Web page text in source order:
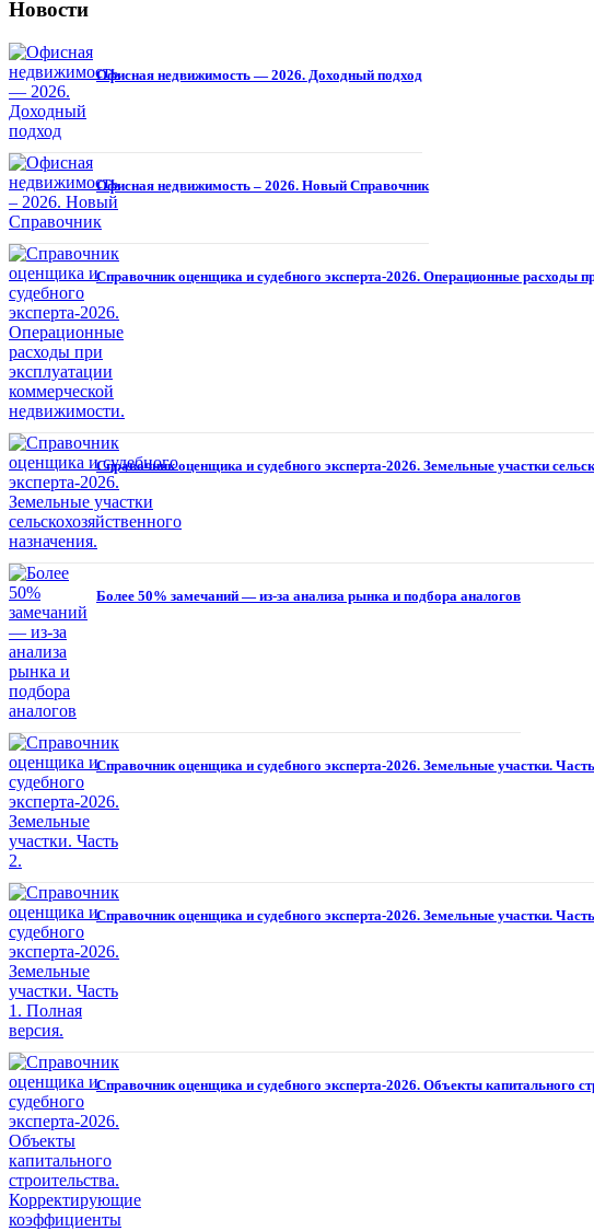
Новости
Офисная недвижимость — 2026. Доходный подход
Офисная недвижимость – 2026. Новый Справочник
Справочник оценщика и судебного эксперта-2026. Операционные расходы
Справочник оценщика и судебного эксперта-2026. Земельные участки
Более 50% замечаний — из-за анализа рынка и подбора аналогов
Справочник оценщика и судебного эксперта-2026. Земельные участки.
Справочник оценщика и судебного эксперта-2026. Земельные участки.
Справочник оценщика и судебного эксперта-2026. Объекты капитального